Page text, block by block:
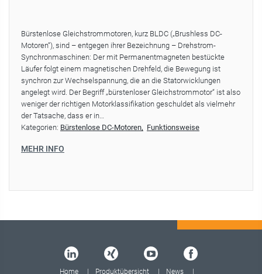
Bürstenlose Gleichstrommotoren, kurz BLDC („Brushless DC-
Motoren“), sind – entgegen ihrer Bezeichnung – Drehstrom-
Synchronmaschinen: Der mit Permanentmagneten bestückte
Läufer folgt einem magnetischen Drehfeld, die Bewegung ist
synchron zur Wechselspannung, die an die Statorwicklungen
angelegt wird. Der Begriff „bürstenloser Gleichstrommotor“ ist also
weniger der richtigen Motorklassifikation geschuldet als vielmehr
der Tatsache, dass er in…
Kategorien: Bürstenlose DC-Motoren Funktionsweise
MEHR INFO
Home Produktübersicht News